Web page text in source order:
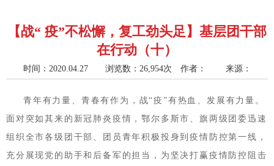
【战“ 疫”不松懈，复工劲头足】基层团干部
在行动（十）
时间：2020.04.27 浏览数：26,954次 作者： 来源：
青年有力量、青春有作为，战“疫”有热血、发展有力量。
面对突如其来的新冠肺炎疫情，鄂尔多斯市、旗两级团委迅速
组织全市各级团干部、团员青年积极投身到疫情防控第一线，
充分展现党的助手和后备军的担当，为 坚决打赢疫情防控阻击